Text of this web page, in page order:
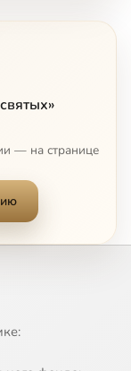
— на странице